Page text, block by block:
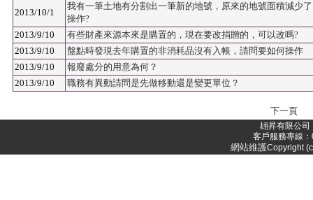
2013/10/1
我有一筆土地有分割出一筆新的地號，原來的地號面積減少
操作?
2013/9/10
有些財產來源本來是購置的，現在要改捐贈的，可以改嗎?
2013/9/10
盤點時發現去年購置的非消耗品沒有入帳，請問要如何操作
2013/9/10
報廢處分的用意為何？
2013/9/10
職務有異動請問是先做移動還是變更單位？
下一頁
翃昇有限公
客戶服務專線
網站維護Copyright